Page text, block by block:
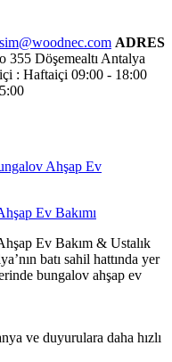
ADRES
355 Döşemealtı Antalya
: Haftaiçi 09:00 - 18:00
Ev Bakımı
Ev Bakım & Ustalık
batı sahil hattında yer
bungalov ahşap ev
ve duyurulara daha hızlı